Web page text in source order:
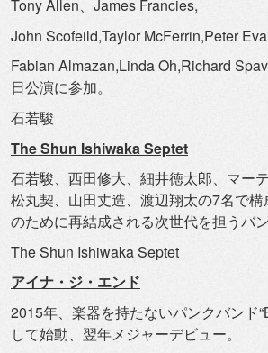
Tony Allen、James Francies,
John Scofeild,Taylor McFerrin,Peter
Fabian Almazan,Linda Oh,Richard
日公演に参加。
石若駿
The Shun Ishiwaka Septet
石若駿、西田修大、細井徳太郎、マー
松丸契、 山田丈造、渡辺翔太の7名で構
のために再結成される次世代を担うバ
The Shun Ishiwaka Septet
アイナ・ジ・エンド
2015年、楽器を持たないパンクバンド
して始動、翌年メジャーデビュー。